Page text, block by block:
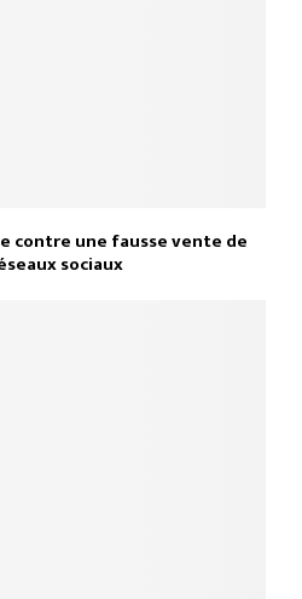
contre une fausse vente de
sociaux